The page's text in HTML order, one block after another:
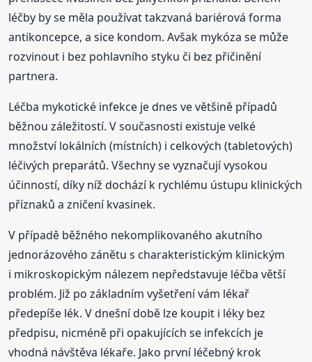
léčby by se měla používat takzvaná bariérová forma
antikoncepce, a sice kondom. Avšak mykóza se může
rozvinout i bez pohlavního styku či bez přičinění
partnera.
Léčba mykotické infekce je dnes ve většině případů
běžnou záležitostí. V současnosti existuje velké
množství lokálních (místních) i celkových (tabletových)
léčivých preparátů. Všechny se vyznačují vysokou
účinností, díky níž dochází k rychlému ústupu klinických
příznaků a zničení kvasinek.
V případě běžného nekomplikovaného akutního
jednorázového zánětu s charakteristickým klinickým
i mikroskopickým nálezem nepředstavuje léčba větší
problém. Již po základním vyšetření vám lékař
předepíše lék. V dnešní době lze koupit i léky bez
předpisu, nicméně při opakujících se infekcích je
vhodná návštěva lékaře. Jako první léčebný krok